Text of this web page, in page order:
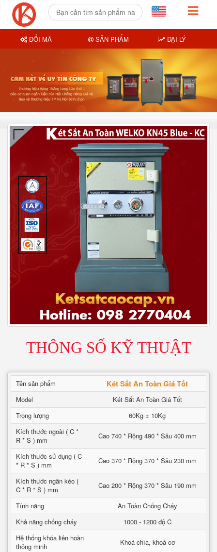
THÔNG SỐ KỸ THUẬT
Tên sản phẩm Két Sắt An Toàn Giá Tốt
Model
Két Sắt An Toàn Giá Tốt
Trọng lượng
60Kg ± 10Kg
Kích thước ngoài ( C *
R * S ) mm
Cao 740 * Rộng 490 * Sâu 400 mm
Kích thước sử dụng ( C
* R * S ) mm
Cao 370 * Rộng 370 * Sâu 230 mm
Kích thước ngăn kéo (
C * R * S ) mm
Cao 200 * Rộng 370 * Sâu 190 mm
Tính năng
An Toàn Chống Cháy
Khả năng chống cháy
1000 - 1200 độ C
Hệ thống khóa liên hoàn
thông minh
Khoá chìa, khoá cơ
ĐỔI MÃ SẢN PHẨM ĐẠI LÝ